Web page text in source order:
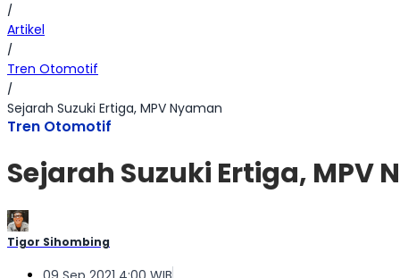
/
Artikel
/
Tren Otomotif
/
Sejarah Suzuki Ertiga, MPV Nyaman
Tren Otomotif
Sejarah Suzuki Ertiga, MPV
Tigor Sihombing